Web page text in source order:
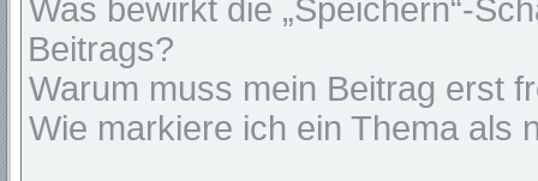
Was bewirkt die „Speichern“-
Beitrags?
Warum muss mein Beitrag erst
Wie markiere ich ein Thema als